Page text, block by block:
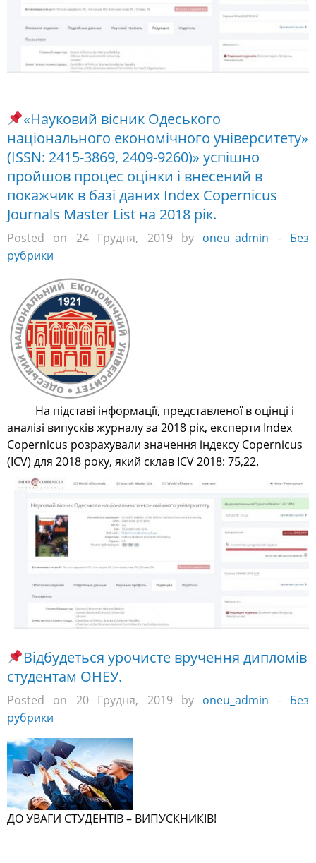
«Науковий вісник Одеського
національного економічного університету»
(ISSN: 2415-3869, 2409-9260)» успішно
пройшов процес оцінки і внесений в
покажчик в базі даних Index Copernicus
Journals Master List на 2018 рік.
Posted on 24 Грудня, 2019 by oneu_admin - Без
рубрики
На підставі інформації, представленої в оцінці і
аналізі випусків журналу за 2018 рік, експерти Index
Copernicus розрахували значення індексу Copernicus
(ICV) для 2018 року, який склав ICV 2018: 75,22.
Відбудеться урочисте вручення дипломів
студентам ОНЕУ.
Posted on 20 Грудня, 2019 by oneu_admin - Без
рубрики
ДО УВАГИ СТУДЕНТІВ – ВИПУСКНИКІВ!